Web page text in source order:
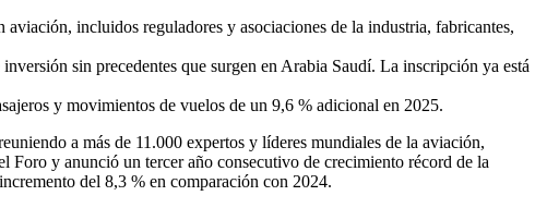
incluidos reguladores y asociaciones de la industria, fabricantes,
sin precedentes que surgen en Arabia Saudí. La inscripción ya está
y movimientos de vuelos de un 9,6 % adicional en 2025.
a más de 11.000 expertos y líderes mundiales de la aviación,
y anunció un tercer año consecutivo de crecimiento récord de la
del 8,3 % en comparación con 2024.